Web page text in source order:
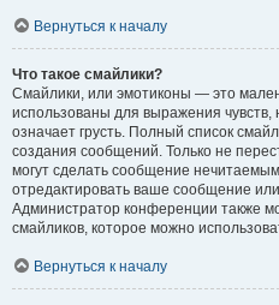
Вернуться к началу
Что такое смайлики?
Смайлики, или эмотиконы — это
использованы для выражения чувств,
означает грусть. Полный список
создания сообщений. Только не
могут сделать сообщение
отредактировать ваше сообщение
Администратор конференции также
смайликов, которое можно
Вернуться к началу